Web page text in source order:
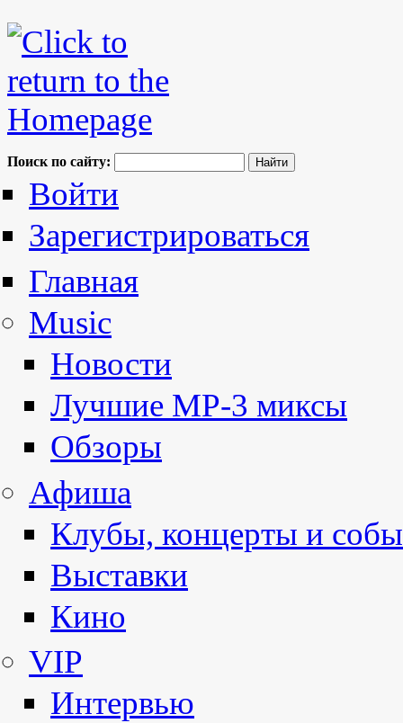
Поиск по сайту:
Войти
Зарегистрироваться
Главная
Music
Новости
Лучшие MP-3 миксы
Обзоры
Афиша
Клубы, концерты и
Выставки
Кино
VIP
Интервью